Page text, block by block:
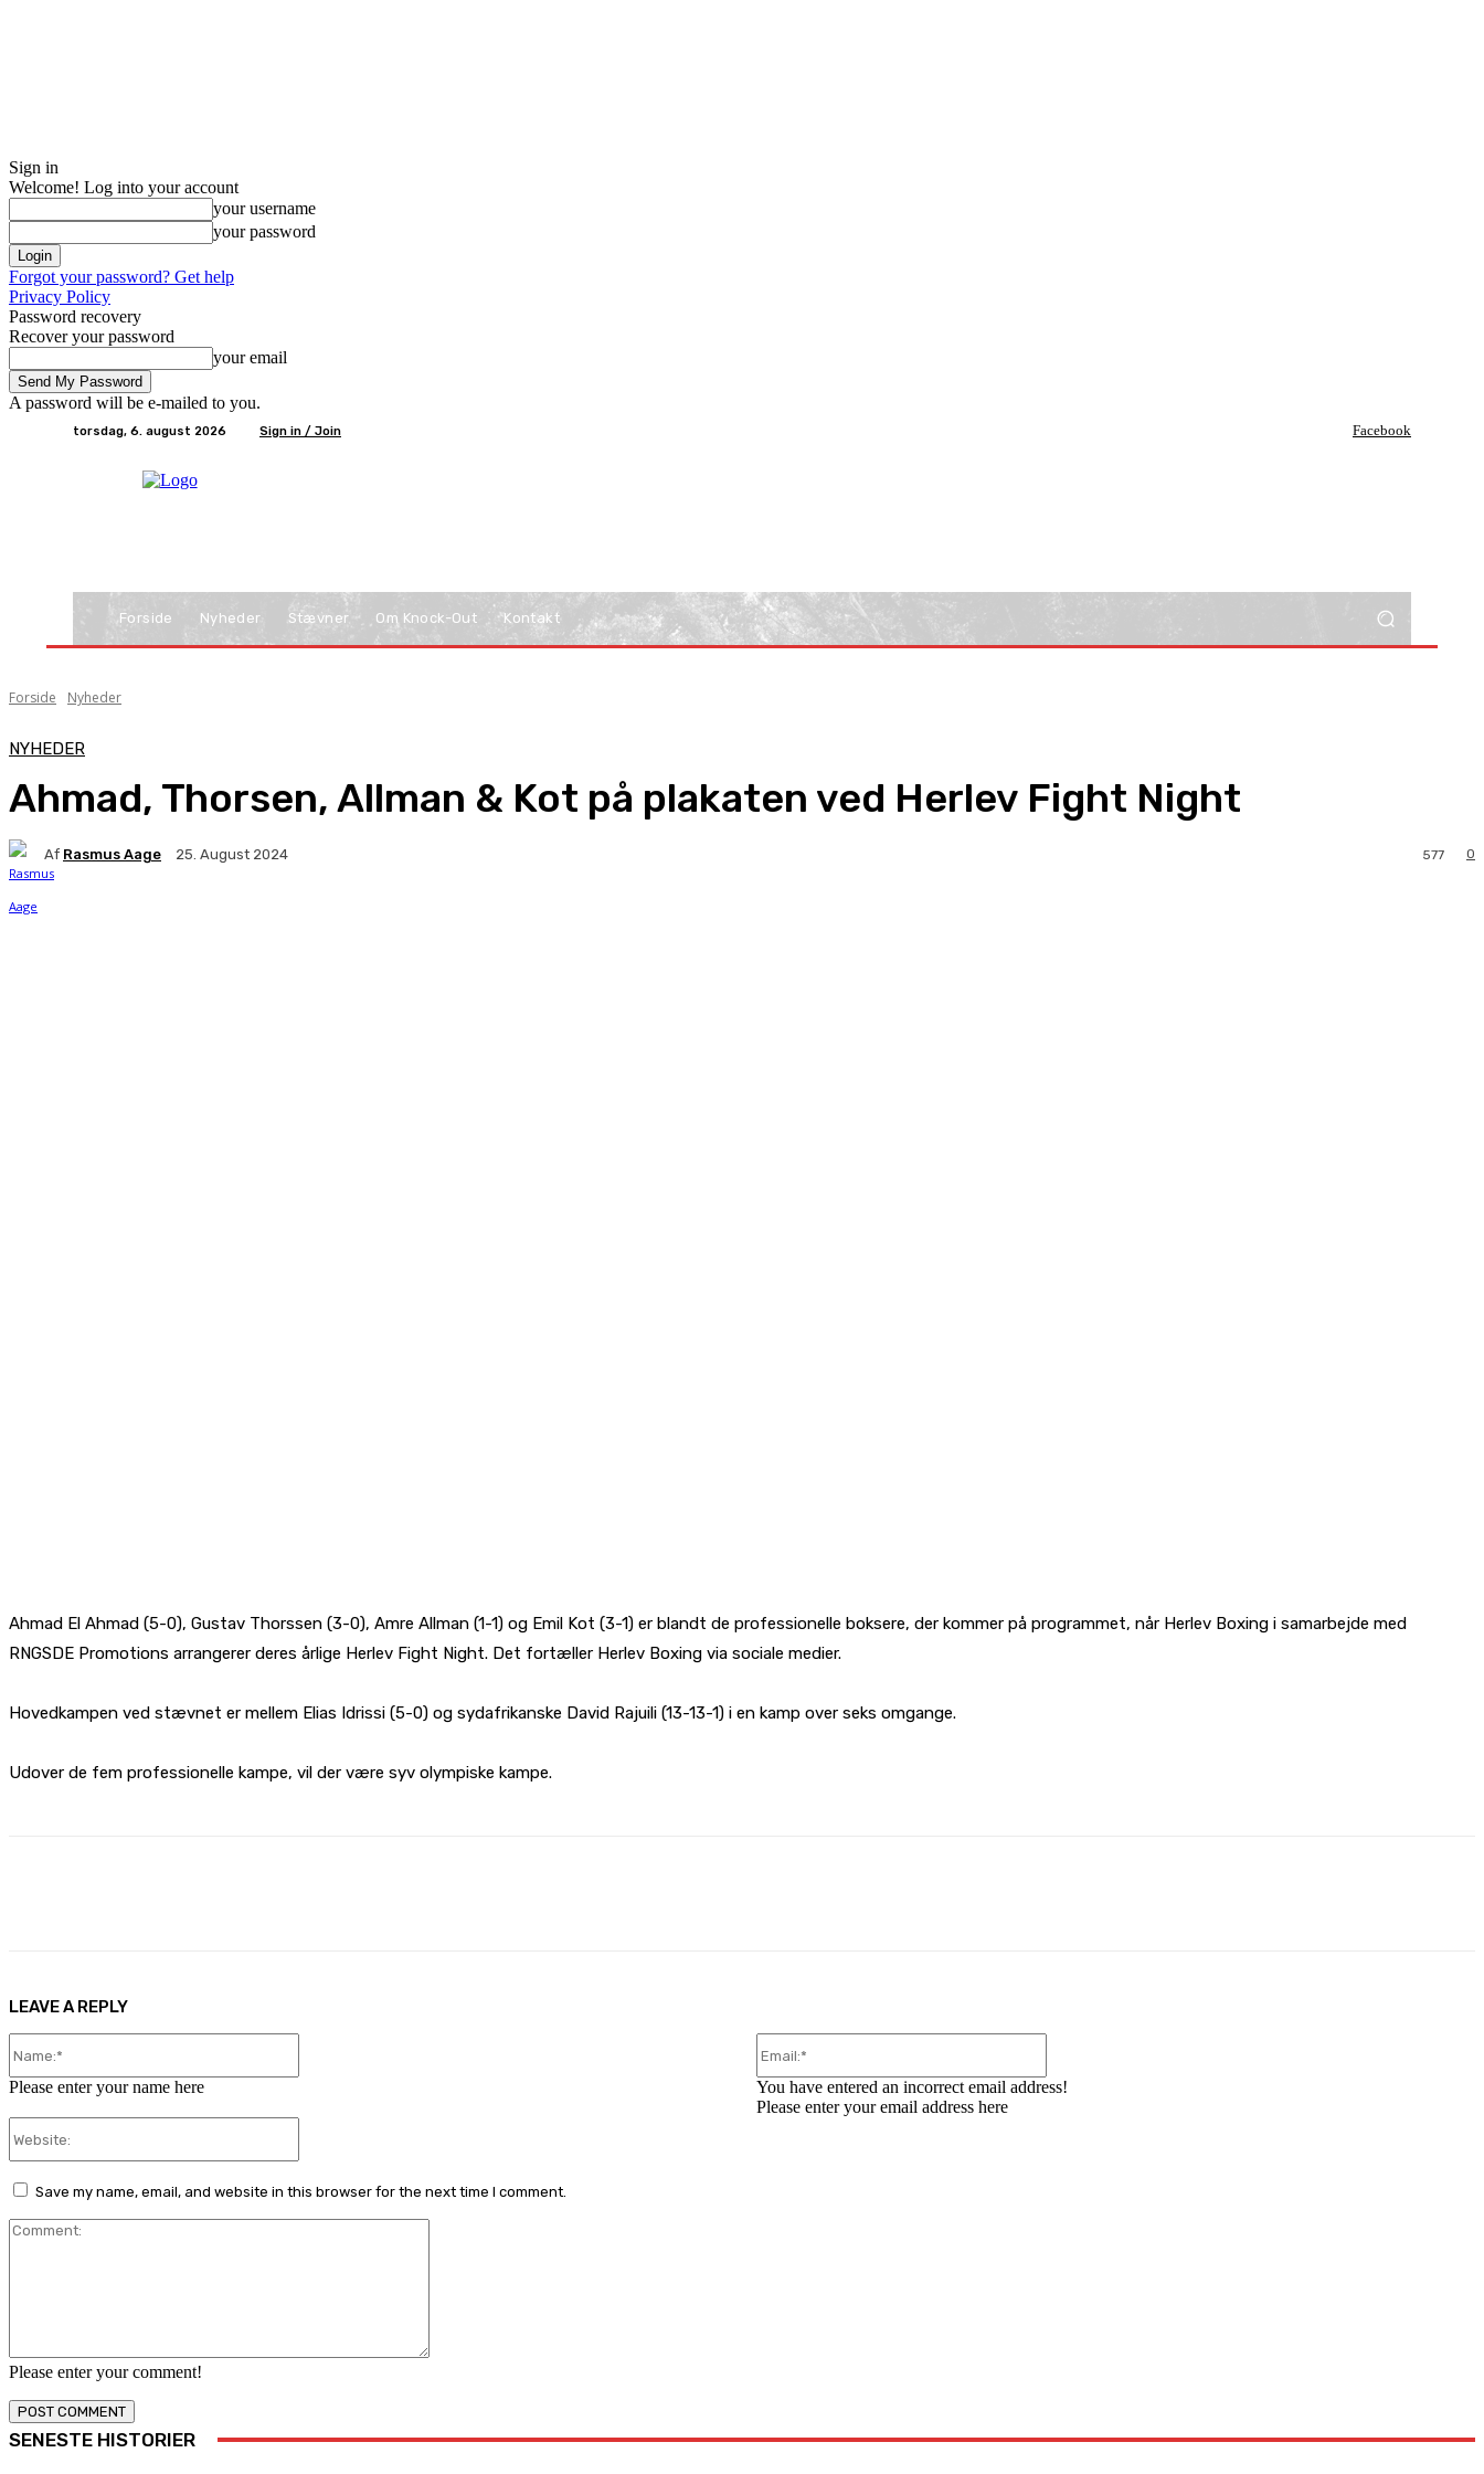
Sign in
Welcome! Log into your account
your username
your password
Forgot your password? Get help
Privacy Policy
Password recovery
Recover your password
your email
A password will be e-mailed to you.
torsdag, 6. august 2026 Sign in / Join Facebook
Forside Nyheder Stævner Om Knock-Out Kontakt
Forside Nyheder
NYHEDER
Ahmad, Thorsen, Allman & Kot på plakaten ved Herlev Fight Night
Af Rasmus Aage 25. August 2024 0
577
Ahmad El Ahmad (5-0), Gustav Thorssen (3-0), Amre Allman (1-1) og Emil Kot (3-1) er blandt de professionelle boksere, der kommer på programmet, når Herlev Boxing i samarbejde med
RNGSDE Promotions arrangerer deres årlige Herlev Fight Night. Det fortæller Herlev Boxing via sociale medier.
Hovedkampen ved stævnet er mellem Elias Idrissi (5-0) og sydafrikanske David Rajuili (13-13-1) i en kamp over seks omgange.
Udover de fem professionelle kampe, vil der være syv olympiske kampe.
LEAVE A REPLY
Please enter your comment!
Please enter your name here
You have entered an incorrect email address!
Please enter your email address here
Save my name, email, and website in this browser for the next time I comment.
SENESTE HISTORIER